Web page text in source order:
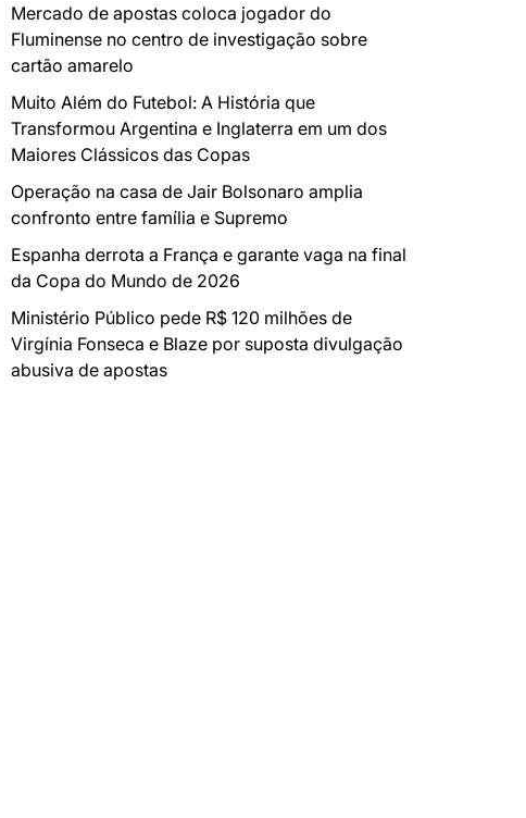
Mercado de apostas coloca jogador do
Fluminense no centro de investigação sobre
cartão amarelo
Muito Além do Futebol: A História que
Transformou Argentina e Inglaterra em um dos
Maiores Clássicos das Copas
Operação na casa de Jair Bolsonaro amplia
confronto entre família e Supremo
Espanha derrota a França e garante vaga na final
da Copa do Mundo de 2026
Ministério Público pede R$ 120 milhões de
Virgínia Fonseca e Blaze por suposta divulgação
abusiva de apostas